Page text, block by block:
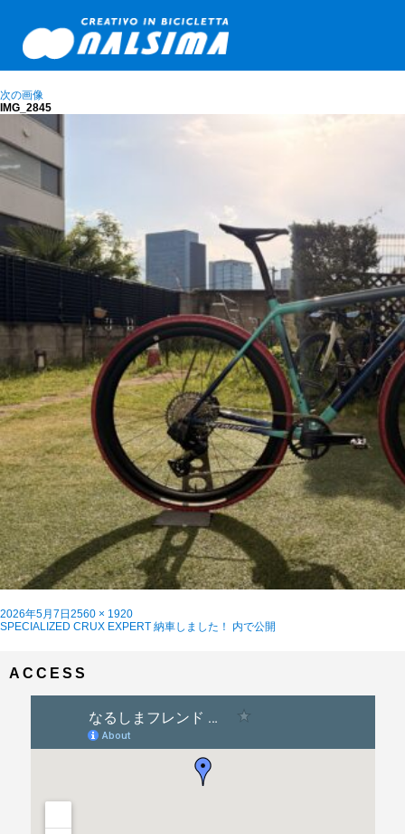
次の画像
IMG_2845
投
稿
2026年5月7日 フ
ル
2560 × 1920
投
ゲ
SPECIALIZED CRUX EXPERT 納車しました！ 内で公開
ACCESS